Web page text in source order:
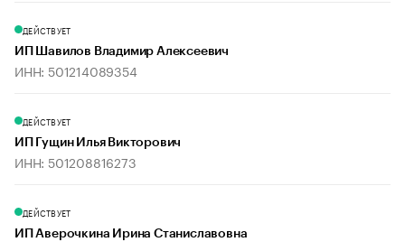
ДЕЙСТВУЕТ
ИП Шавилов Владимир Алексеевич
ИНН: 501214089354
ДЕЙСТВУЕТ
ИП Гущин Илья Викторович
ИНН: 501208816273
ДЕЙСТВУЕТ
ИП Аверочкина Ирина Станиславовна